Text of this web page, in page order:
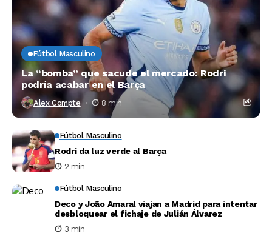
Fútbol Masculino
La “bomba” que sacude el mercado: Rodri
podría acabar en el Barça
Alex Compte 8 min
Fútbol Masculino
Rodri da luz verde al Barça
2 min
Fútbol Masculino
Deco y João Amaral viajan a Madrid para intentar
desbloquear el fichaje de Julián Álvarez
3 min